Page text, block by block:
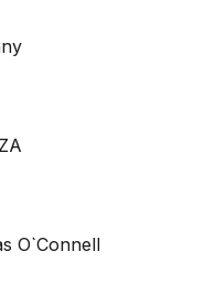
O`Connell